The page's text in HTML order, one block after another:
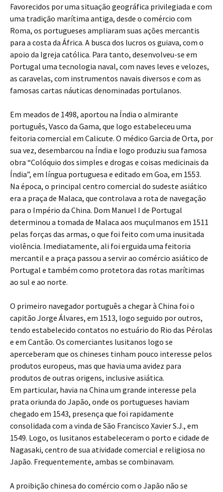
Favorecidos por uma situação geográfica privilegiada e com
uma tradição marítima antiga, desde o comércio com
Roma, os portugueses ampliaram suas ações mercantis
para a costa da África. A busca dos lucros os guiava, com o
apoio da Igreja católica. Para tanto, desenvolveu-se em
Portugal uma tecnologia naval, com naves leves e velozes,
as caravelas, com instrumentos navais diversos e com as
famosas cartas náuticas denominadas portulanos.
Em meados de 1498, aportou na Índia o almirante
português, Vasco da Gama, que logo estabeleceu uma
feitoria comercial em Calicute. O médico Garcia de Orta, por
sua vez, desembarcou na Índia e logo produziu sua famosa
obra “Colóquio dos simples e drogas e coisas medicinais da
Índia”, em língua portuguesa e editado em Goa, em 1553.
Na época, o principal centro comercial do sudeste asiático
era a praça de Malaca, que controlava a rota de navegação
para o Império da China. Dom Manuel I de Portugal
determinou a tomada de Malaca aos muçulmanos em 1511
pelas forças das armas, o que foi feito com uma inusitada
violência. Imediatamente, ali foi erguida uma feitoria
mercantil e a praça passou a servir ao comércio asiático de
Portugal e também como protetora das rotas marítimas
ao sul e ao norte.
O primeiro navegador português a chegar à China foi o
capitão Jorge Álvares, em 1513, logo seguido por outros,
tendo estabelecido contatos no estuário do Rio das Pérolas
e em Cantão. Os comerciantes lusitanos logo se
aperceberam que os chineses tinham pouco interesse pelos
produtos europeus, mas que havia uma avidez para
produtos de outras origens, inclusive asiática.
Em particular, havia na China um grande interesse pela
prata oriunda do Japão, onde os portugueses haviam
chegado em 1543, presença que foi rapidamente
consolidada com a vinda de São Francisco Xavier S.J., em
1549. Logo, os lusitanos estabeleceram o porto e cidade de
Nagasaki, centro de sua atividade comercial e religiosa no
Japão. Frequentemente, ambas se combinavam.
A proibição chinesa do comércio com o Japão não se